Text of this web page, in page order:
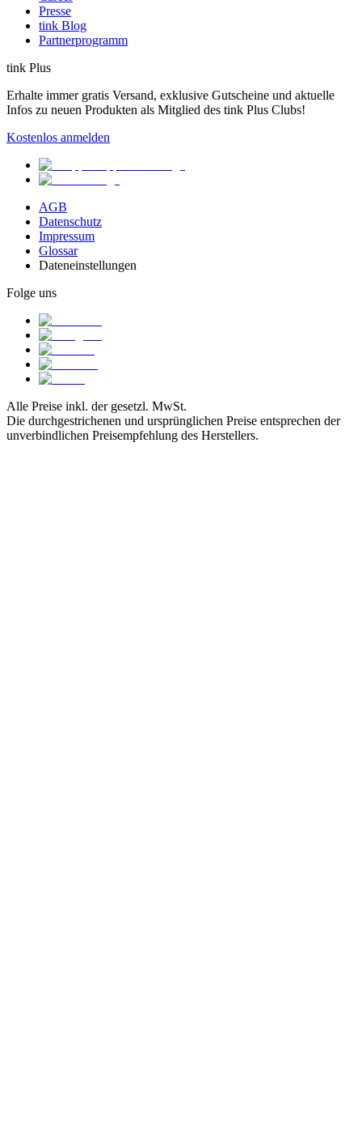
Presse
tink Blog
Partnerprogramm
tink Plus
Erhalte immer gratis Versand, exklusive Gutscheine und aktuelle
Infos zu neuen Produkten als Mitglied des tink Plus Clubs!
Kostenlos anmelden
AGB
Datenschutz
Impressum
Glossar
Dateneinstellungen
Folge uns
Alle Preise inkl. der gesetzl. MwSt.
Die durchgestrichenen und ursprünglichen Preise entsprechen der
unverbindlichen Preisempfehlung des Herstellers.